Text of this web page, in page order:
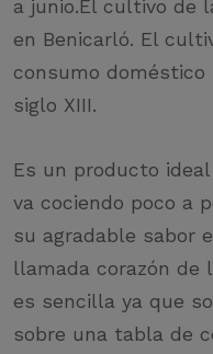
a junio.El cultivo de
en Benicarló. El
consumo doméstico
siglo XIII.
Es un producto
va cociendo poco a
su agradable sabor
llamada corazón de
es sencilla ya que
sobre una tabla de